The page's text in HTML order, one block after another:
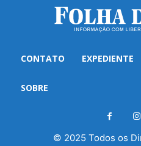
CONTATO EXPEDIENTE
SOBRE
© 2025 Todos os